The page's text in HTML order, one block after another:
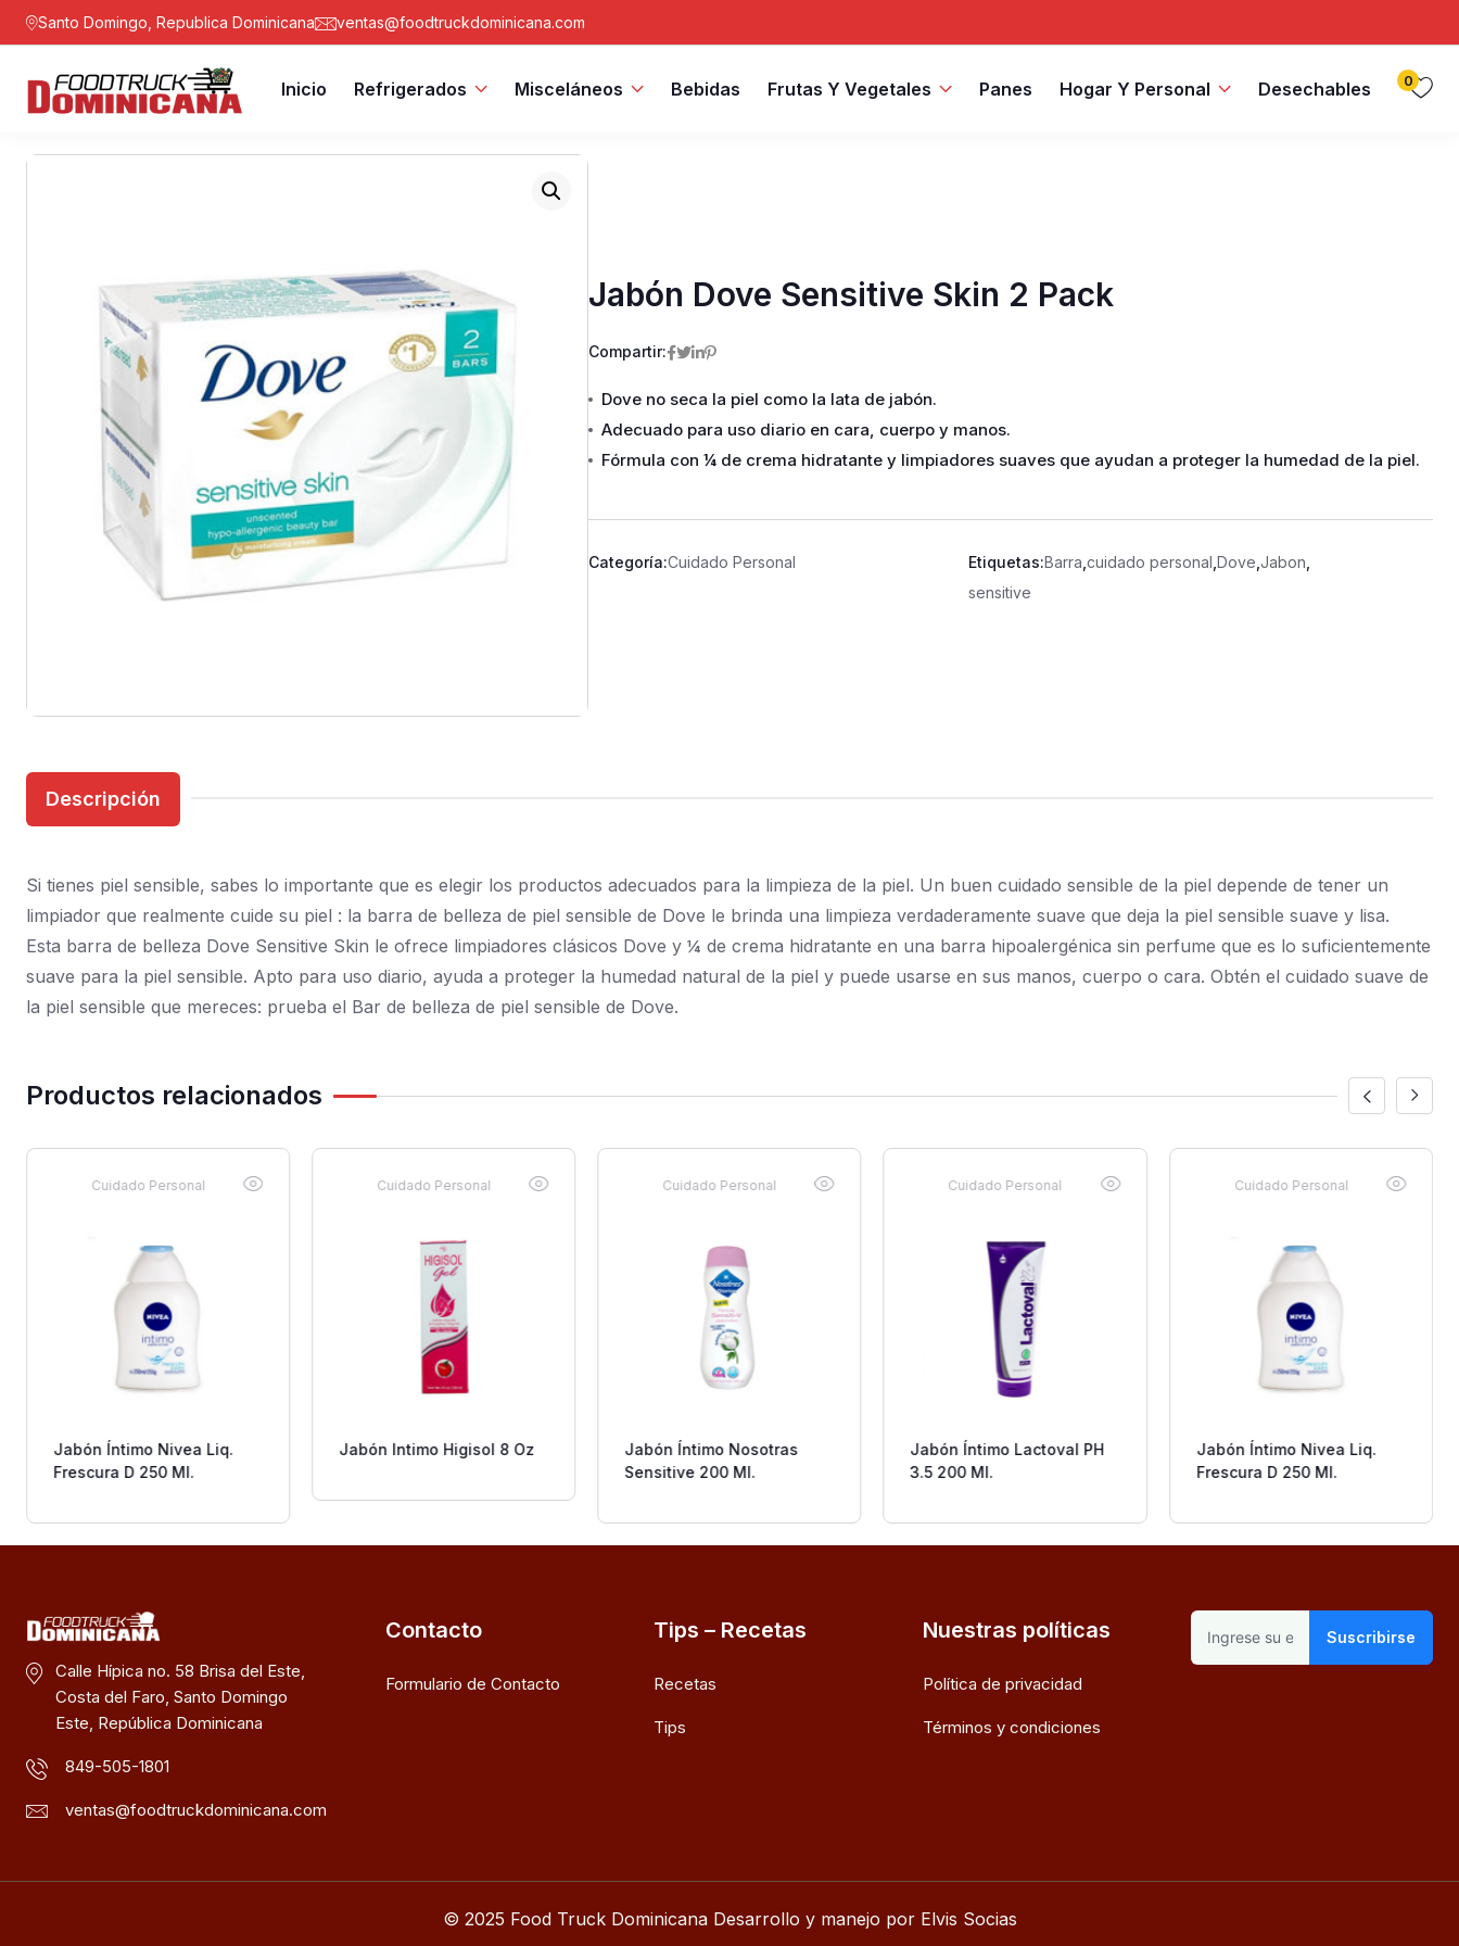
Santo Domingo, Republica Dominicana ventas@foodtruckdominicana.com
Inicio Refrigerados Misceláneos Bebidas Frutas Y Vegetales Panes Hogar Y Personal Desechables 0
Jabón Dove Sensitive Skin 2 Pack
Compartir:
Dove no seca la piel como la lata de jabón.
Adecuado para uso diario en cara, cuerpo y manos.
Fórmula con ¼ de crema hidratante y limpiadores suaves que ayudan a proteger la humedad de la piel.
Categoría:Cuidado Personal Etiquetas:Barra ,cuidado personal ,Dove ,Jabon
sensitive
Descripción
Si tienes piel sensible, sabes lo importante que es elegir los productos adecuados para la limpieza de la piel. Un buen cuidado sensible de la piel depende de tener un
limpiador que realmente cuide su piel : la barra de belleza de piel sensible de Dove le brinda una limpieza verdaderamente suave que deja la piel sensible suave y lisa.
Esta barra de belleza Dove Sensitive Skin le ofrece limpiadores clásicos Dove y ¼ de crema hidratante en una barra hipoalergénica sin perfume que es lo suficientemente
suave para la piel sensible. Apto para uso diario, ayuda a proteger la humedad natural de la piel y puede usarse en sus manos, cuerpo o cara. Obtén el cuidado suave de
la piel sensible que mereces: prueba el Bar de belleza de piel sensible de Dove.
Productos relacionados
Cuidado Personal
Jabón Íntimo Nivea Liq.
Frescura D 250 Ml.
Cuidado Personal
Jabón Intimo Higisol 8 Oz
Cuidado Personal
Jabón Íntimo Nosotras
Sensitive 200 Ml.
Cuidado Personal
Jabón Íntimo Lactoval PH
3.5 200 Ml.
Cuidado Personal
Jabón Íntimo Nivea Liq.
Frescura D 250 Ml.
Calle Hípica no. 58 Brisa del Este,
Costa del Faro, Santo Domingo
Este, República Dominicana
849-505-1801
ventas@foodtruckdominicana.com
Contacto
Formulario de Contacto
Tips – Recetas
Recetas
Tips
Nuestras políticas
Política de privacidad
Términos y condiciones
Suscribirse
© 2025 Food Truck Dominicana Desarrollo y manejo por Elvis Socias